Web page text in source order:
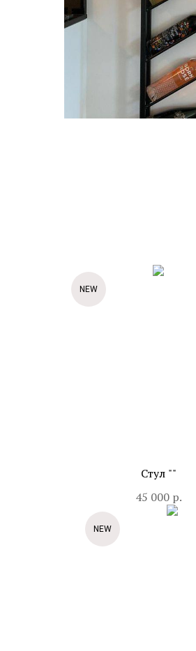
NEW
Стул ""
45 000 р.
NEW